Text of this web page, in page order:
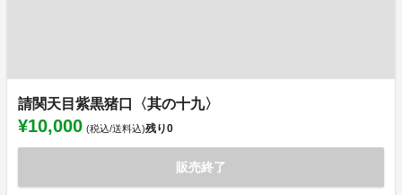
請関天目紫黒猪口〈其の十九〉
¥10,000 (税込/送料込)残り0
販売終了